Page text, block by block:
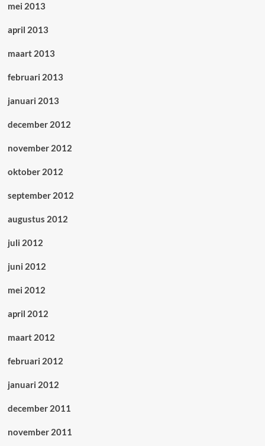
mei 2013
april 2013
maart 2013
februari 2013
januari 2013
december 2012
november 2012
oktober 2012
september 2012
augustus 2012
juli 2012
juni 2012
mei 2012
april 2012
maart 2012
februari 2012
januari 2012
december 2011
november 2011